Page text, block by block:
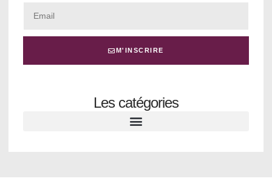
M'INSCRIRE
Les catégories